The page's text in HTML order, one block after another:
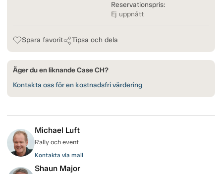
Reservationspris:
Ej uppnått
Spara favorit Tipsa och dela
Äger du en liknande Case CH?
Kontakta oss för en kostnadsfri värdering
Michael Luft
Rally och event
Kontakta via mail
Shaun Major